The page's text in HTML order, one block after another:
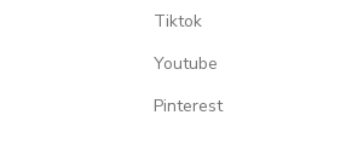
Tiktok
Youtube
Pinterest